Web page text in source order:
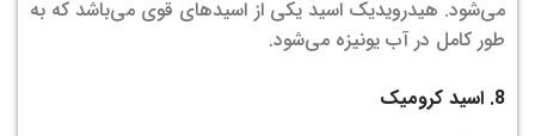
می‌شود. هیدرویدیک اسید یکی از اسیدهای قوی می‌باشد که به
طور کامل در آب یونیزه می‌شود.
8. اسید کرومیک